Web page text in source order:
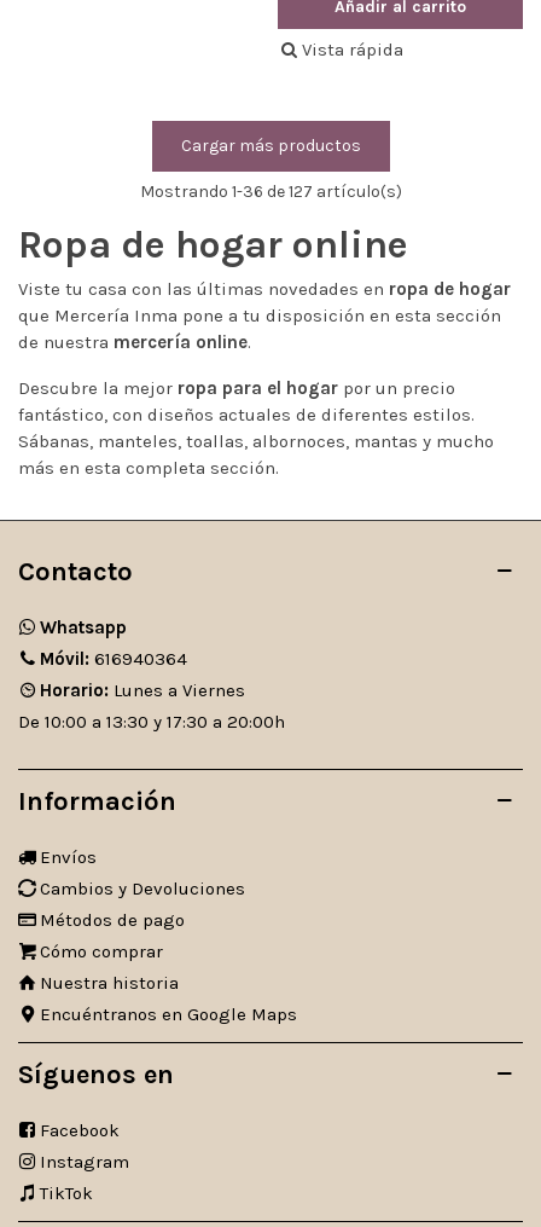
Añadir al carrito
Vista rápida
Cargar más productos
Mostrando 1-36 de 127 artículo(s)
Ropa de hogar online
Viste tu casa con las últimas novedades en ropa de hogar
que Mercería Inma pone a tu disposición en esta sección
de nuestra mercería online.
Descubre la mejor ropa para el hogar por un precio
fantástico, con diseños actuales de diferentes estilos.
Sábanas, manteles, toallas, albornoces, mantas y mucho
más en esta completa sección.
Contacto
Whatsapp
Móvil: 616940364
Horario: Lunes a Viernes
De 10:00 a 13:30 y 17:30 a 20:00h
Información
Envíos
Cambios y Devoluciones
Métodos de pago
Cómo comprar
Nuestra historia
Encuéntranos en Google Maps
Síguenos en
Facebook
Instagram
TikTok